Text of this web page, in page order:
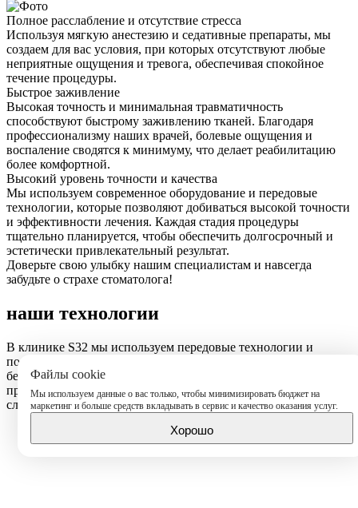
Полное расслабление и отсутствие стресса
Используя мягкую анестезию и седативные препараты, мы
создаем для вас условия, при которых отсутствуют любые
неприятные ощущения и тревога, обеспечивая спокойное
течение процедуры.
Быстрое заживление
Высокая точность и минимальная травматичность
способствуют быстрому заживлению тканей. Благодаря
профессионализму наших врачей, болевые ощущения и
воспаление сводятся к минимуму, что делает реабилитацию
более комфортной.
Высокий уровень точности и качества
Мы используем современное оборудование и передовые
технологии, которые позволяют добиваться высокой точности
и эффективности лечения. Каждая стадия процедуры
тщательно планируется, чтобы обеспечить долгосрочный и
эстетически привлекательный результат.
Доверьте свою улыбку нашим специалистам и навсегда
забудьте о страхе стоматолога!
наши технологии
В клинике S32 мы используем передовые технологии и
подходы, чтобы гарантировать вам максимальный комфорт и
безупречный результат лечения. Сочетаем все самое
прогрессивное в современной стоматологии, предлагая вам
следующие преимущества:
Файлы cookie
Мы используем данные о вас только, чтобы минимизировать бюджет на
маркетинг и больше средств вкладывать в сервис и качество оказания услуг.
Хорошо